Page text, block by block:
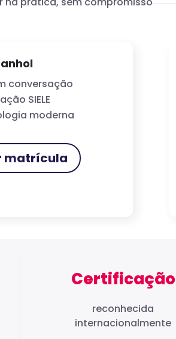
conversação
SIELE
moderna
matrícula
Certificação
reconhecida
internacionalmente